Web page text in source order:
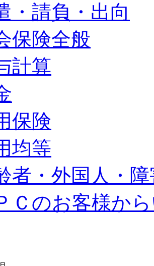
・請負・出向
保険全般
計算
保険
均等
者・外国人・
Ｃのお客様か